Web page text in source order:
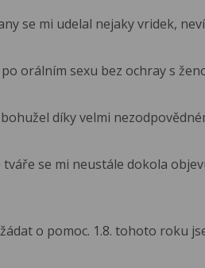
se mi udelal nejaky vridek,
orálním sexu bez ochray s
díky velmi
se mi neustále dokola
o pomoc. 1.8. tohoto roku